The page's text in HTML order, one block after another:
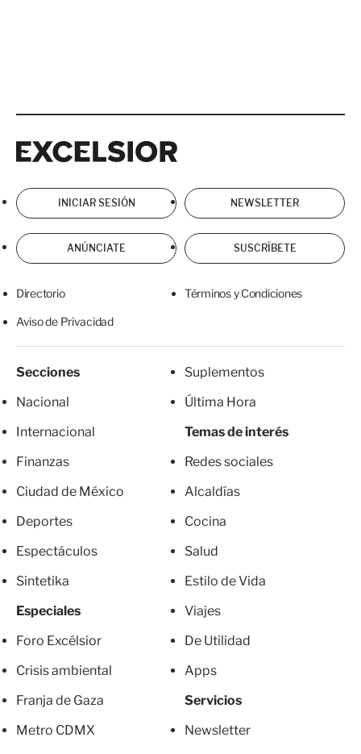
INICIAR SESIÓN NEWSLETTER
ANÚNCIATE SUSCRÍBETE
Directorio Términos y Condiciones
Aviso de Privacidad
Secciones
Nacional
Internacional
Finanzas
Ciudad de México
Deportes
Espectáculos
Sintetika
Especiales
Foro Excélsior
Crisis ambiental
Franja de Gaza
Metro CDMX
Suplementos
Última Hora
Temas de interés
Redes sociales
Alcaldías
Cocina
Salud
Estilo de Vida
Viajes
De Utilidad
Apps
Servicios
Newsletter